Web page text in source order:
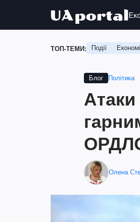
ТОП-ТЕМИ: Події
Блог Політика
Атаки
Олена